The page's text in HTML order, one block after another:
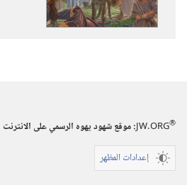
JW.ORG®
:‏ موقع شهود يهوه الرسمي على الانترنت
إعدادات المظهر